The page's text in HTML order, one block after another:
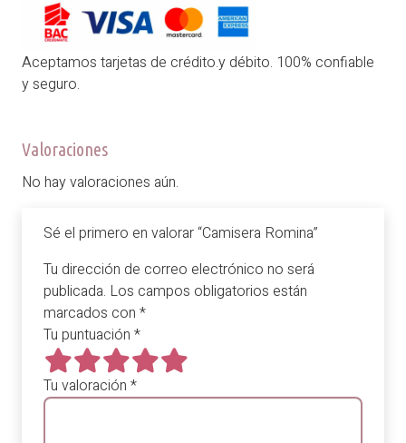
Aceptamos tarjetas de crédito.y débito. 100% confiable
y seguro.
Valoraciones
No hay valoraciones aún.
Sé el primero en valorar “Camisera Romina”
Tu dirección de correo electrónico no será
publicada. Los campos obligatorios están
marcados con *
Tu puntuación *
Tu valoración *